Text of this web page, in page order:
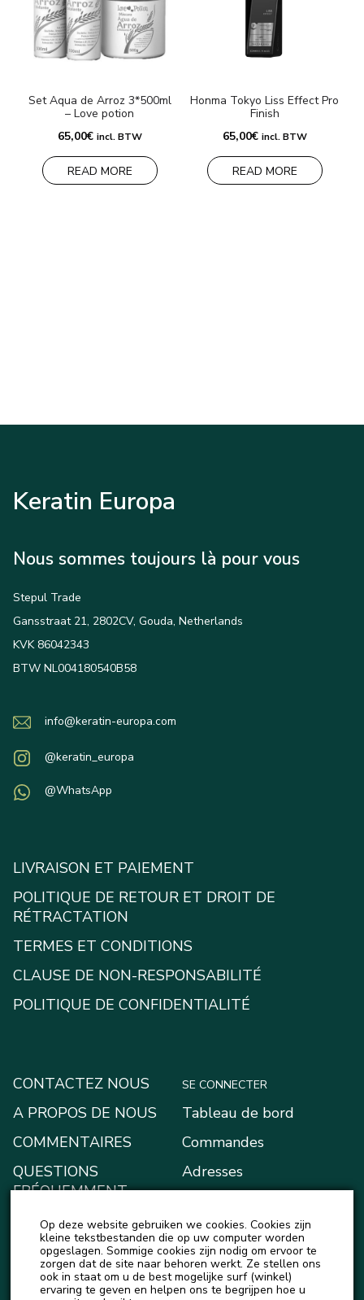
Set Aqua de Arroz 3*500ml
– Love potion
65,00€ incl. BTW
READ MORE
Honma Tokyo Liss Effect Pro
Finish
65,00€ incl. BTW
READ MORE
Keratin Europa
Nous sommes toujours là pour vous
Stepul Trade
Gansstraat 21, 2802CV, Gouda, Netherlands
KVK 86042343
BTW NL004180540B58
info@keratin-europa.com
@keratin_europa
@WhatsApp
LIVRAISON ET PAIEMENT
POLITIQUE DE RETOUR ET DROIT DE
RÉTRACTATION
TERMES ET CONDITIONS
CLAUSE DE NON-RESPONSABILITÉ
POLITIQUE DE CONFIDENTIALITÉ
CONTACTEZ NOUS
A PROPOS DE NOUS
COMMENTAIRES
QUESTIONS
FRÉQUEMMENT
BLOG
ACTUALITÉS
SE CONNECTER
Tableau de bord
Commandes
Adresses
Mon portefeuille
Account details
Logout
Op deze website gebruiken we cookies. Cookies zijn
kleine tekstbestanden die op uw computer worden
opgeslagen. Sommige cookies zijn nodig om ervoor te
zorgen dat de site naar behoren werkt. Ze stellen ons
ook in staat om u de best mogelijke surf (winkel)
ervaring te geven en helpen ons te begrijpen hoe u